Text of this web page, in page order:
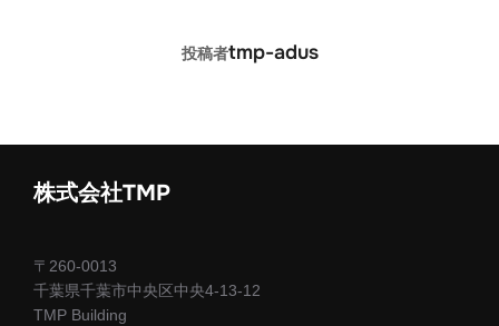
投稿者
投稿者tmp-adus
株式会社TMP
〒260-0013
千葉県千葉市中央区中央4-13-12
TMP Building